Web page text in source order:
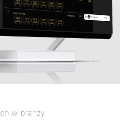
w branży